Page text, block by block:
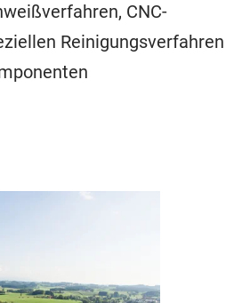
CNC-
Reinigungsverfahren